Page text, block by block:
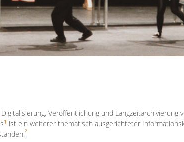
Veröffentlichung und Langzeitarchivierung
1 ist ein weiterer thematisch ausgerichteter
2